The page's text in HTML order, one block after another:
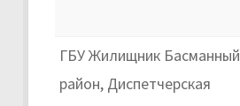
ГБУ Жилищник Басманный
район, Диспетчерская